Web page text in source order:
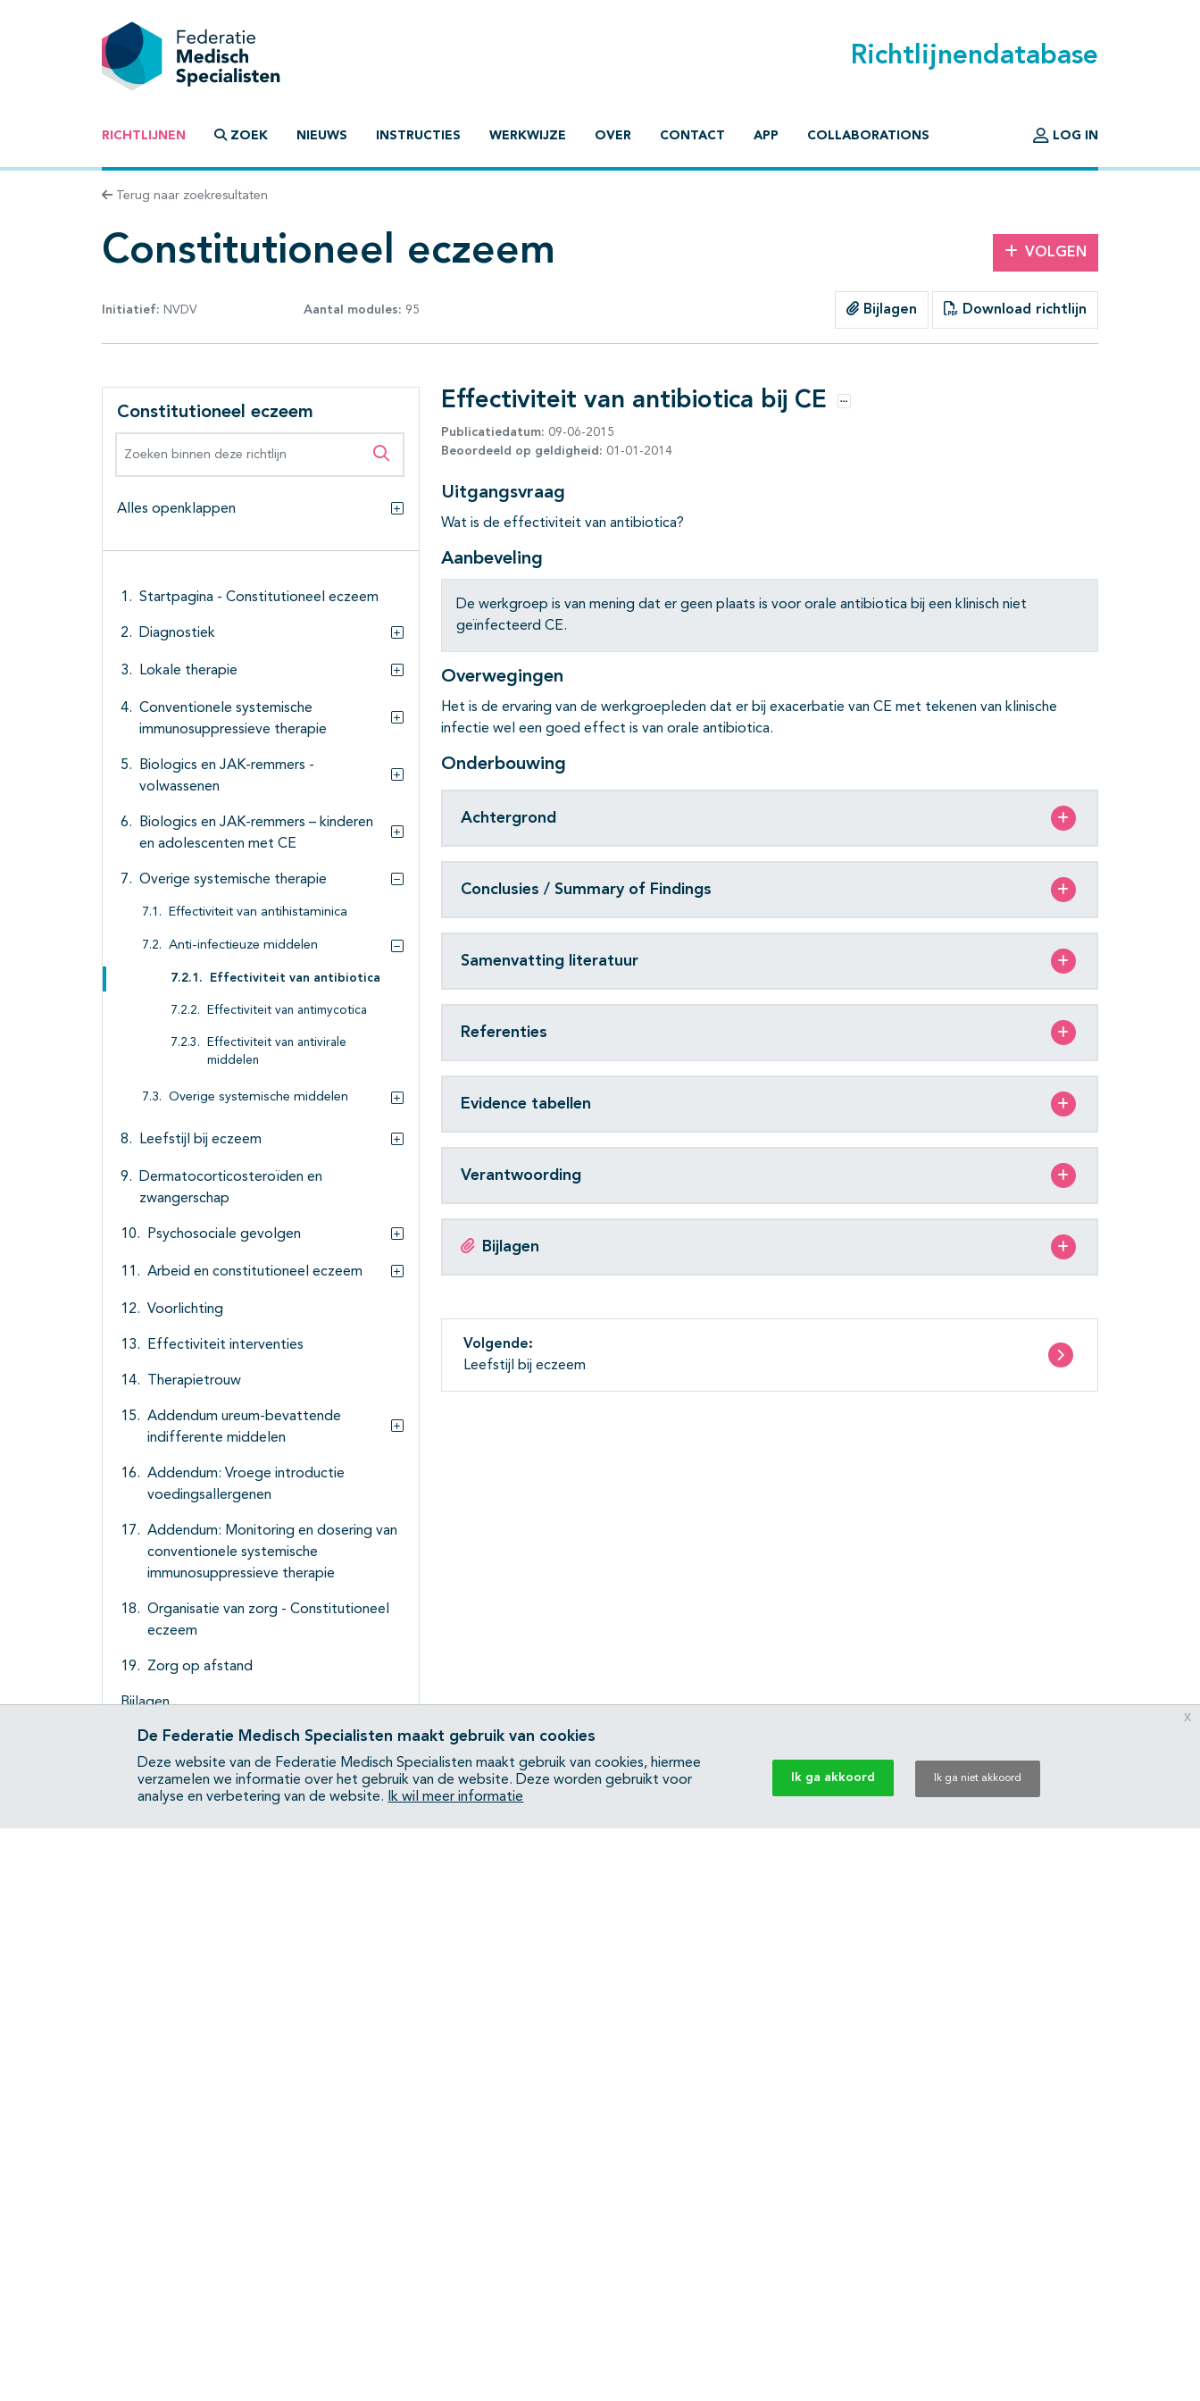
Richtlijnendatabase
RICHTLIJNEN ZOEK NIEUWS INSTRUCTIES WERKWIJZE OVER CONTACT APP COLLABORATIONS LOG IN
Terug naar zoekresultaten
Constitutioneel eczeem VOLGEN
Initiatief: NVDV Aantal modules: 95 Bijlagen Download richtlijn
Constitutioneel eczeem
Zoeken binnen deze richtlijn
Alles openklappen
Alles openklappen
Startpagina - Constitutioneel eczeem
Diagnostiek
Subpagina's open- en dichtklappen
Lokale therapie
Conventionele systemische
immunosuppressieve therapie
Subpagina's open- en dichtklappen
Biologics en JAK-remmers -
volwassenen
Biologics en JAK-remmers – kinderen
en adolescenten met CE
Overige systemische therapie
Subpagina's open- en dichtklappen
Effectiviteit van antihistaminica
Anti-infectieuze middelen
Subpagina's open- en dichtklappen
Effectiviteit van antibiotica
Effectiviteit van antimycotica
Effectiviteit van antivirale
middelen
Overige systemische middelen
Leefstijl bij eczeem
Dermatocorticosteroïden en
zwangerschap
Psychosociale gevolgen
Subpagina's open- en dichtklappen
Arbeid en constitutioneel eczeem
Voorlichting
Effectiviteit interventies
Therapietrouw
Addendum ureum-bevattende
indifferente middelen
Addendum: Vroege introductie
voedingsallergenen
Addendum: Monitoring en dosering van
conventionele systemische
immunosuppressieve therapie
Organisatie van zorg - Constitutioneel
eczeem
Zorg op afstand
Bijlagen
Effectiviteit van antibiotica bij CE Opties
Publicatiedatum: 09-06-2015
Beoordeeld op geldigheid: 01-01-2014
Uitgangsvraag
Wat is de effectiviteit van antibiotica?
Aanbeveling
De werkgroep is van mening dat er geen plaats is voor orale antibiotica bij een klinisch niet
geïnfecteerd CE.
Overwegingen
Het is de ervaring van de werkgroepleden dat er bij exacerbatie van CE met tekenen van klinische
infectie wel een goed effect is van orale antibiotica.
Onderbouwing
Achtergrond
Conclusies / Summary of Findings
Samenvatting literatuur
Referenties
Evidence tabellen
Verantwoording
Bijlagen
Volgende:
Leefstijl bij eczeem
De Federatie Medisch Specialisten maakt gebruik van cookies
Deze website van de Federatie Medisch Specialisten maakt gebruik van cookies, hiermee
verzamelen we informatie over het gebruik van de website. Deze worden gebruikt voor
analyse en verbetering van de website.
Ik wil meer informatie
Ik ga akkoord Ik ga niet akkoord
x